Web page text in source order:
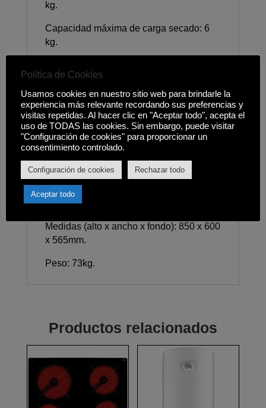
kg.
Capacidad máxima de carga secado: 6
kg.
Tecnología: Al-Direct Drive con
Inteligencia artificial, Inverter Direct Drive,
TurboWash 360º, Steam.
Funciones/programas (12): Al Wash,
Algodón, Eco 40-60, Mixtos, Antialérgico,
Cuidado infantil con vapor,
Rápido 14 minutos, Lavado + secado,
Delicado, Descarga de programas.
Medidas (alto x ancho x fondo): 850 x 600
x 565mm.
Peso: 73kg.
Productos relacionados
Política de Cookies
Usamos cookies en nuestro sitio web para brindarle la
experiencia más relevante recordando sus preferencias y
visitas repetidas. Al hacer clic en "Aceptar todo", acepta el
uso de TODAS las cookies. Sin embargo, puede visitar
"Configuración de cookies" para proporcionar un
consentimiento controlado.
Configuración de cookies Rechazar todo
Aceptar todo